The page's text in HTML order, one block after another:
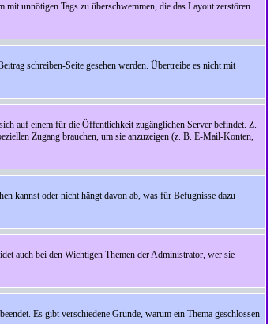
mit unnötigen Tags zu überschwemmen, die das Layout zerstören
schreiben-Seite gesehen werden. Übertreibe es nicht mit
auf einem für die Öffentlichkeit zugänglichen Server befindet. Z.
Zugang brauchen, um sie anzuzeigen (z. B. E-Mail-Konten,
kannst oder nicht hängt davon ab, was für Befugnisse dazu
auch bei den Wichtigen Themen der Administrator, wer sie
Es gibt verschiedene Gründe, warum ein Thema geschlossen